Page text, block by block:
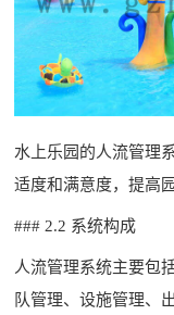
水上乐园的人流管理
适度和满意度，提高
### 2.2 系统构成
人流管理系统主要包
队管理、设施管理、